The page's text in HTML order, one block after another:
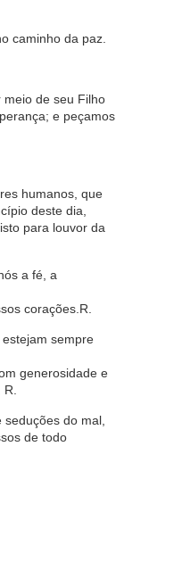
caminho da paz.
meio de seu Filho
e peçamos
humanos, que
deste dia,
para louvor da
a fé, a
corações.R.
sempre
generosidade e
do mal,
de todo